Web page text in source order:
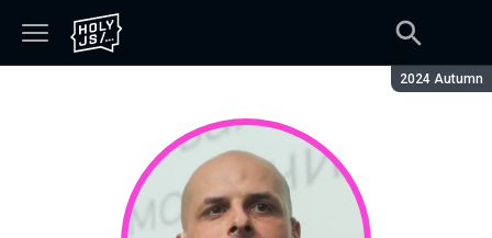
Сезон:
2024 Autumn